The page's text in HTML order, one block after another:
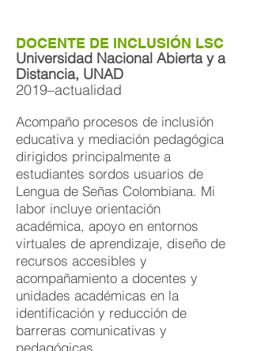
DOCENTE DE INCLUSIÓN LSC
Universidad Nacional Abierta y a
Distancia, UNAD
2019–actualidad
Acompaño procesos de inclusión
educativa y mediación pedagógica
dirigidos principalmente a
estudiantes sordos usuarios de
Lengua de Señas Colombiana. Mi
labor incluye orientación
académica, apoyo en entornos
virtuales de aprendizaje, diseño de
recursos accesibles y
acompañamiento a docentes y
unidades académicas en la
identificación y reducción de
barreras comunicativas y
pedagógicas.